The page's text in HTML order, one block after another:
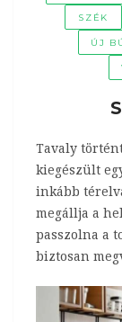
SZÉK
ÚJ
Tavaly
kiegészült
inkább
megállja a
passzolna a
biztosan